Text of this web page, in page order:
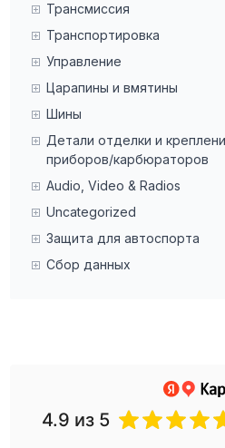
Трансмиссия
Транспортировка
Управление
Царапины и вмятины
Шины
Детали отделки и
приборов/карбюраторов
Audio, Video & Radios
Uncategorized
Защита для автоспорта
Сбор данных
4.9 из 5